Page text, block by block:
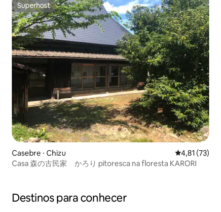
Superhost
Superhost
Casebre ⋅ Chizu 4,81 de uma
4,81 (73)
Casa 森の古民家 かろり pitoresca na floresta KARORI
Destinos para conhecer